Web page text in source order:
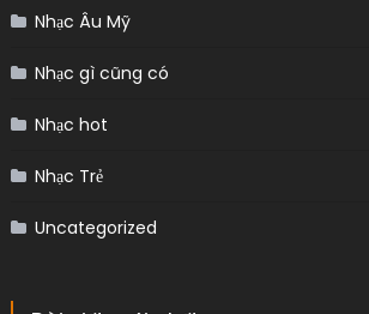
Nhạc Âu Mỹ
Nhạc gì cũng có
Nhạc hot
Nhạc Trẻ
Uncategorized